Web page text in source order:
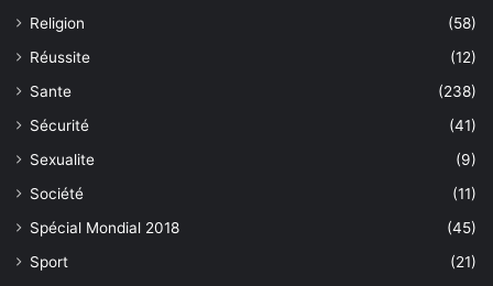
Religion
(58)
Réussite
(12)
Sante
(238)
Sécurité
(41)
Sexualite
(9)
Société
(11)
Spécial Mondial 2018
(45)
Sport
(21)